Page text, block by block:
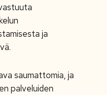
ja
saumattomia, ja
palveluiden